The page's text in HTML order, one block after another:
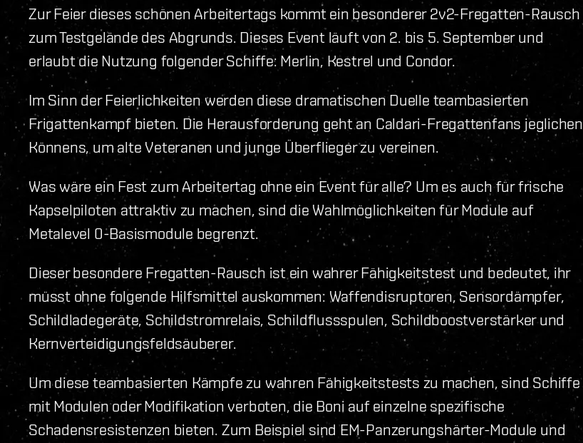
Zur Feier dieses schönen Arbeitertags kommt ein besonderer 2v2-Fregatten-Rausch
zum Testgelände des Abgrunds. Dieses Event läuft von 2. bis 5. September und
erlaubt die Nutzung folgender Schiffe: Merlin, Kestrel und Condor.
Im Sinn der Feierlichkeiten werden diese dramatischen Duelle teambasierten
Frigattenkampf bieten. Die Herausforderung geht an Caldari-Fregattenfans jeglichen
Könnens, um alte Veteranen und junge Überflieger zu vereinen.
Was wäre ein Fest zum Arbeitertag ohne ein Event für alle? Um es auch für frische
Kapselpiloten attraktiv zu machen, sind die Wahlmöglichkeiten für Module auf
Metalevel 0-Basismodule begrenzt.
Dieser besondere Fregatten-Rausch ist ein wahrer Fähigkeitstest und bedeutet, ihr
müsst ohne folgende Hilfsmittel auskommen: Waffendisruptoren, Sensordämpfer,
Schildladegeräte, Schildstromrelais, Schildflussspulen, Schildboostverstärker und
Kernverteidigungsfeldsäuberer.
Um diese teambasierten Kämpfe zu wahren Fähigkeitstests zu machen, sind Schiffe
mit Modulen oder Modifikation verboten, die Boni auf einzelne spezifische
Schadensresistenzen bieten. Zum Beispiel sind EM-Panzerungshärter-Module und